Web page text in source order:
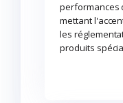
performances
mettant
les
produits